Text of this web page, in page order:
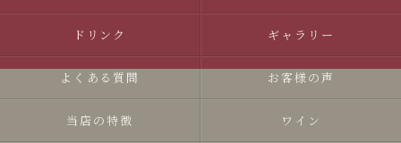
ドリンク ギャラリー
よくある質問 お客様の声
当店の特徴 ワイン